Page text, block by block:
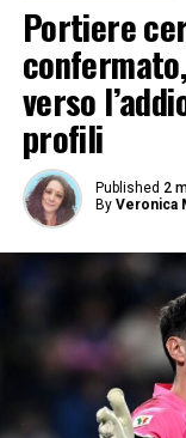
Portiere
verso
profili
Published 2
By Veronica